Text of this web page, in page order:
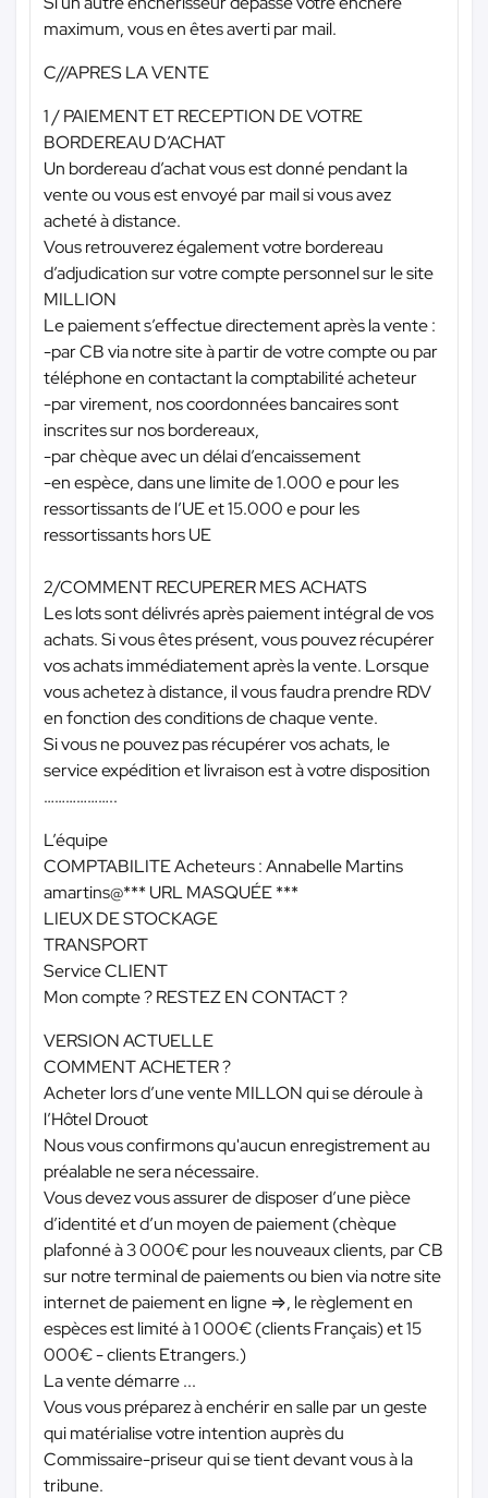
maximum, vous en êtes averti par mail.
C//APRES LA VENTE
1 / PAIEMENT ET RECEPTION DE VOTRE
BORDEREAU D’ACHAT
Un bordereau d’achat vous est donné pendant la
vente ou vous est envoyé par mail si vous avez
acheté à distance.
Vous retrouverez également votre bordereau
d’adjudication sur votre compte personnel sur le site
MILLION
Le paiement s’effectue directement après la vente :
-par CB via notre site à partir de votre compte ou par
téléphone en contactant la comptabilité acheteur
-par virement, nos coordonnées bancaires sont
inscrites sur nos bordereaux,
-par chèque avec un délai d’encaissement
-en espèce, dans une limite de 1.000 e pour les
ressortissants de l’UE et 15.000 e pour les
ressortissants hors UE
2/COMMENT RECUPERER MES ACHATS
Les lots sont délivrés après paiement intégral de vos
achats. Si vous êtes présent, vous pouvez récupérer
vos achats immédiatement après la vente. Lorsque
vous achetez à distance, il vous faudra prendre RDV
en fonction des conditions de chaque vente.
Si vous ne pouvez pas récupérer vos achats, le
service expédition et livraison est à votre disposition
………………..
L’équipe
COMPTABILITE Acheteurs : Annabelle Martins
amartins@*** URL MASQUÉE ***
LIEUX DE STOCKAGE
TRANSPORT
Service CLIENT
Mon compte ? RESTEZ EN CONTACT ?
VERSION ACTUELLE
COMMENT ACHETER ?
Acheter lors d’une vente MILLON qui se déroule à
l’Hôtel Drouot
Nous vous confirmons qu'aucun enregistrement au
préalable ne sera nécessaire.
Vous devez vous assurer de disposer d’une pièce
d’identité et d’un moyen de paiement (chèque
plafonné à 3 000€ pour les nouveaux clients, par CB
sur notre terminal de paiements ou bien via notre site
internet de paiement en ligne ⇒, le règlement en
espèces est limité à 1 000€ (clients Français) et 15
000€ - clients Etrangers.)
La vente démarre ...
Vous vous préparez à enchérir en salle par un geste
qui matérialise votre intention auprès du
Commissaire-priseur qui se tient devant vous à la
tribune.